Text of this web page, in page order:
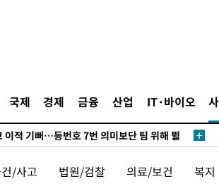
국제 경제 금융 산업 IT·바이오
…S&P 0.6% 나스닥 1.3%↑
합의 근접…美 배상 선행돼야"
대 당원투표 누적 득표율 45.42%로 1위… 정
이적 기뻐…등번호 7번 의미보단 팀 위해 뛸
'…동해안 시간당 30㎜ '강한 비'[내일날씨]
/사고 법원/검찰 의료/보건 복지